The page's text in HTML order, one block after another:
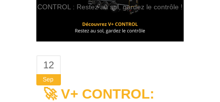
CONTROL : Restez au sol, gardez le contrôle !
12
Sep
🚀 V+ CONTROL: